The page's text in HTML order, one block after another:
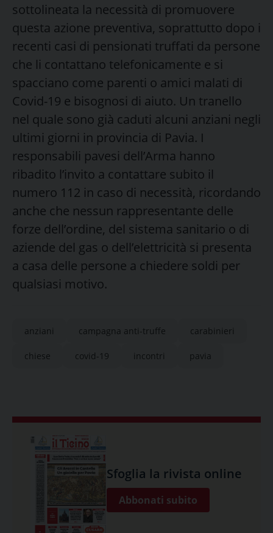
sottolineata la necessità di promuovere
questa azione preventiva, soprattutto dopo i
recenti casi di pensionati truffati da persone
che li contattano telefonicamente e si
spacciano come parenti o amici malati di
Covid-19 e bisognosi di aiuto. Un tranello
nel quale sono già caduti alcuni anziani negli
ultimi giorni in provincia di Pavia. I
responsabili pavesi dell’Arma hanno
ribadito l’invito a contattare subito il
numero 112 in caso di necessità, ricordando
anche che nessun rappresentante delle
forze dell’ordine, del sistema sanitario o di
aziende del gas o dell’elettricità si presenta
a casa delle persone a chiedere soldi per
qualsiasi motivo.
anziani campagna anti-truffe carabinieri
chiese covid-19 incontri pavia
Sfoglia la rivista online
Abbonati subito